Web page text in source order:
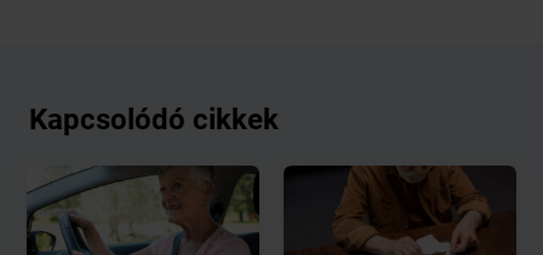
Kapcsolódó cikkek